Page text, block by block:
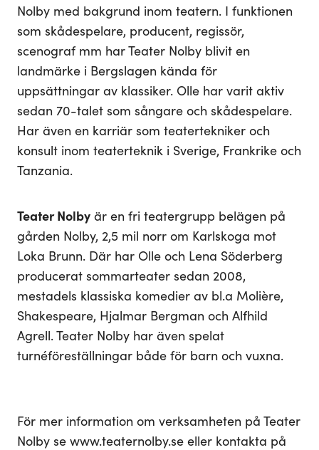
Nolby med bakgrund inom teatern. I funktionen
som skådespelare, producent, regissör,
scenograf mm har Teater Nolby blivit en
landmärke i Bergslagen kända för
uppsättningar av klassiker. Olle har varit aktiv
sedan 70-talet som sångare och skådespelare.
Har även en karriär som teatertekniker och
konsult inom teaterteknik i Sverige, Frankrike och
Tanzania.
Teater Nolby är en fri teatergrupp belägen på
gården Nolby, 2,5 mil norr om Karlskoga mot
Loka Brunn. Där har Olle och Lena Söderberg
producerat sommarteater sedan 2008,
mestadels klassiska komedier av bl.a Molière,
Shakespeare, Hjalmar Bergman och Alfhild
Agrell. Teater Nolby har även spelat
turnéföreställningar både för barn och vuxna.
För mer information om verksamheten på Teater
Nolby se www.teaternolby.se eller kontakta på